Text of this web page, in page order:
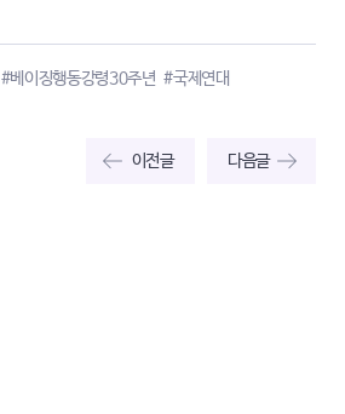
#베이징행동강령30주년 #국제연대
이전글 다음글